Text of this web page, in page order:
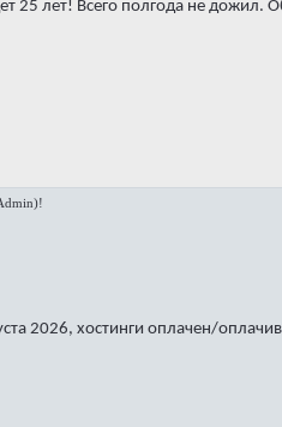
25 лет! Всего полгода не дожил.
2026, хостинги оплачен/